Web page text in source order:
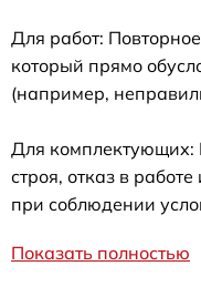
Для работ:
который прямо
(например,
Для
строя, отказ в
при соблюдении
Показать полностью